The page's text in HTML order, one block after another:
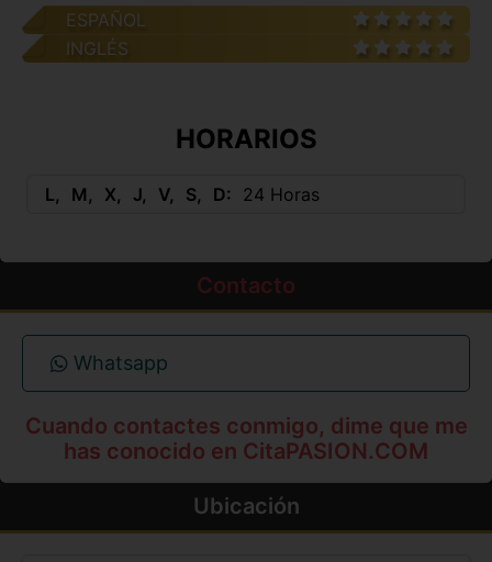
ESPAÑOL
INGLÉS
HORARIOS
L M X J V S D 24 Horas
Contacto
Whatsapp
Cuando contactes conmigo, dime que me
has conocido en CitaPASION.COM
Ubicación